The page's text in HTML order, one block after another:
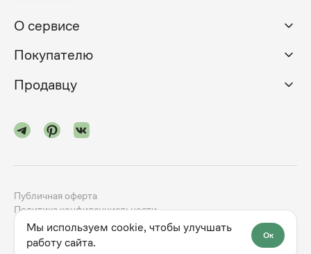
О сервисе
Покупателю
Продавцу
2024-2026godno.com dev.family
Публичная оферта
Политика конфиденциальности
Мы используем cookie, чтобы улучшать
работу сайта.
Ок